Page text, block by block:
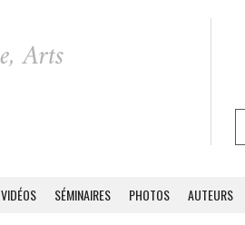
VIDÉOS SÉMINAIRES PHOTOS AUTEURS